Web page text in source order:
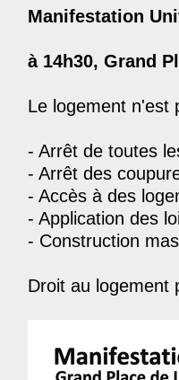
Manifestation
à 14h30, Grand
Le logement n'est
- Arrêt de toutes
- Arrêt des
- Accès à des
- Application des
- Construction
Droit au logement